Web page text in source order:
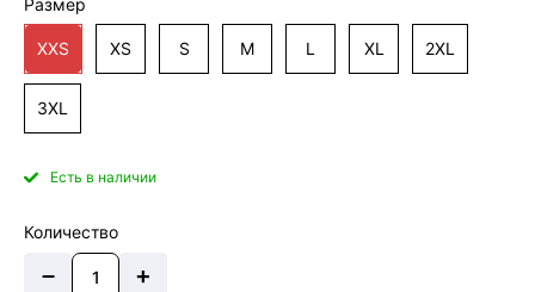
Размер
XXS XS S M L XL 2XL
3XL
Есть в наличии
Количество
– +